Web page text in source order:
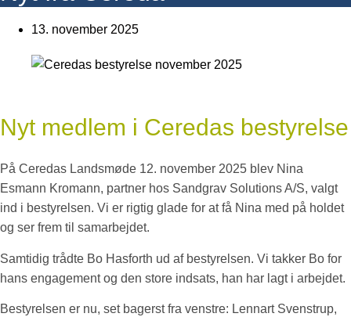
13. november 2025
Nyt medlem i Ceredas bestyrelse
På Ceredas Landsmøde 12. november 2025 blev Nina
Esmann Kromann, partner hos Sandgrav Solutions A/S, valgt
ind i bestyrelsen. Vi er rigtig glade for at få Nina med på holdet
og ser frem til samarbejdet.
Samtidig trådte Bo Hasforth ud af bestyrelsen. Vi takker Bo for
hans engagement og den store indsats, han har lagt i arbejdet.
Bestyrelsen er nu, set bagerst fra venstre: Lennart Svenstrup,